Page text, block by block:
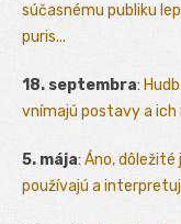
súčasnému publiku
puris...
18. septembra:
vnímajú postavy a ich
5. mája: Áno, dôležité
používajú a